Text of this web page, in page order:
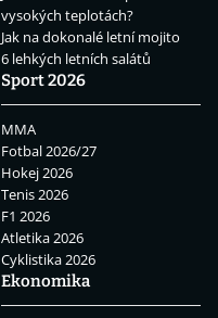
vysokých teplotách?
Jak na dokonalé letní mojito
6 lehkých letních salátů
Sport 2026
MMA
Fotbal 2026/27
Hokej 2026
Tenis 2026
F1 2026
Atletika 2026
Cyklistika 2026
Ekonomika